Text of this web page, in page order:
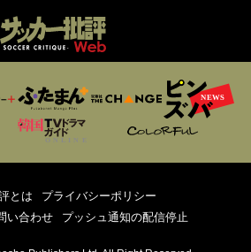
とは
プライバシーポリシー
い合わせ プッシュ通知の配信停止